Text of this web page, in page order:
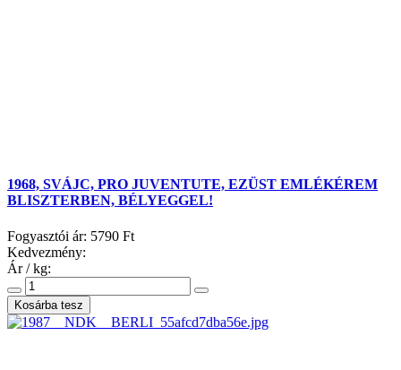
1968, SVÁJC, PRO JUVENTUTE, EZÜST EMLÉKÉREM
BLISZTERBEN, BÉLYEGGEL!
Fogyasztói ár: 5790 Ft
Kedvezmény:
Ár / kg: